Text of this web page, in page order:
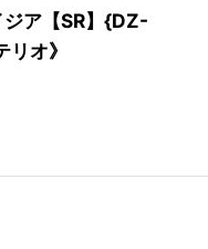
ジア【SR】{DZ-
オ》